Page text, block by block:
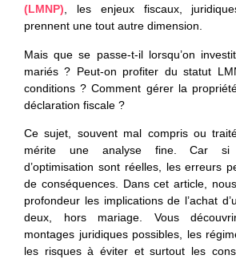
(LMNP), les enjeux fiscaux,
prennent une tout autre dimension.
Mais que se passe-t-il lorsqu’on
mariés ? Peut-on profiter du statut
conditions ? Comment gérer la
déclaration fiscale ?
Ce sujet, souvent mal compris ou
mérite une analyse fine. Car si
d’optimisation sont réelles, les erreurs
de conséquences. Dans cet article,
profondeur les implications de l’achat
deux, hors mariage. Vous
montages juridiques possibles, les
les risques à éviter et surtout les